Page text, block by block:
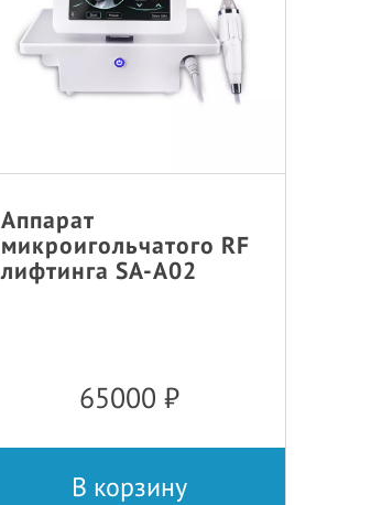
Аппарат
микроигольчатого RF
лифтинга SA-A02
65000 ₽
В корзину